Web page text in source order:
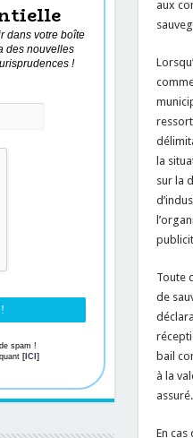
aux
la
sur la
Toute
de
bail
à la
assuré.
En
dans votre boîte
des nouvelles
!
spam !
[ICI]